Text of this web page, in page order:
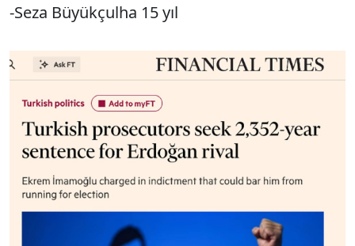
-Seza Büyükçulha 15 yıl